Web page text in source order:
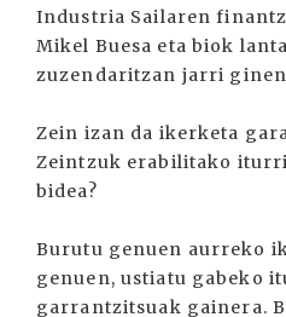
Industria Sailaren
Mikel Buesa eta biok
zuzendaritzan jarri
Zein izan da ikerketa
Zeintzuk erabilitako
bidea?
Burutu genuen aurreko
genuen, ustiatu gabeko
garrantzitsuak gainera.